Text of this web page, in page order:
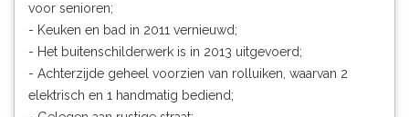
voor senioren;
- Keuken en bad in 2011 vernieuwd;
- Het buitenschilderwerk is in 2013 uitgevoerd;
- Achterzijde geheel voorzien van rolluiken, waarvan 2
elektrisch en 1 handmatig bediend;